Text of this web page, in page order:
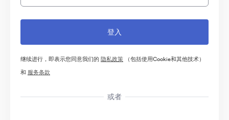
继续进行，即表示您同意我们的 隐私政策 （包括使用Cookie和其他技术）
和 服务条款
或者